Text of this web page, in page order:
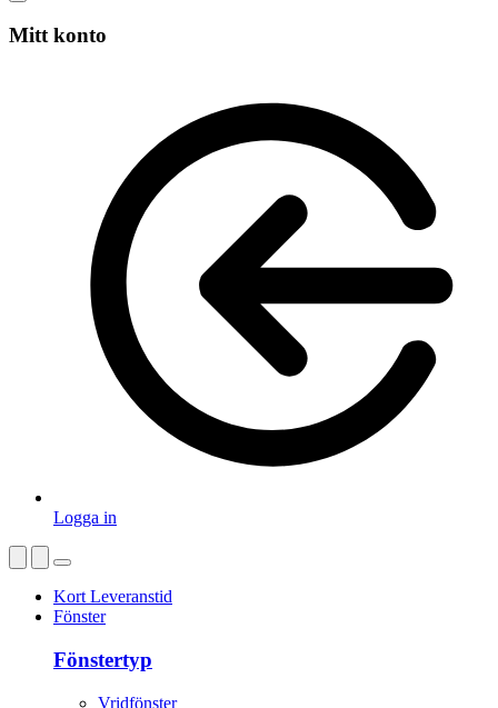
Mitt konto
Logga in
Kort Leveranstid
Fönster
Fönstertyp
Vridfönster